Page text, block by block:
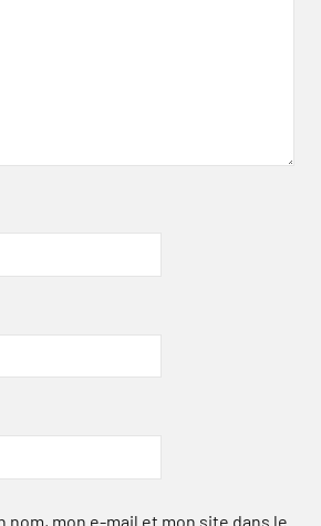
nom, mon e-mail et mon site dans le